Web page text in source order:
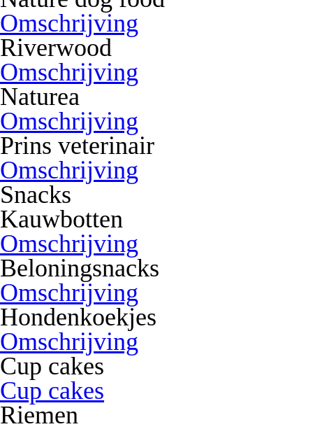
Omschrijving
Riverwood
Omschrijving
Naturea
Omschrijving
Prins veterinair
Omschrijving
Snacks
Kauwbotten
Omschrijving
Beloningsnacks
Omschrijving
Hondenkoekjes
Omschrijving
Cup cakes
Cup cakes
Riemen